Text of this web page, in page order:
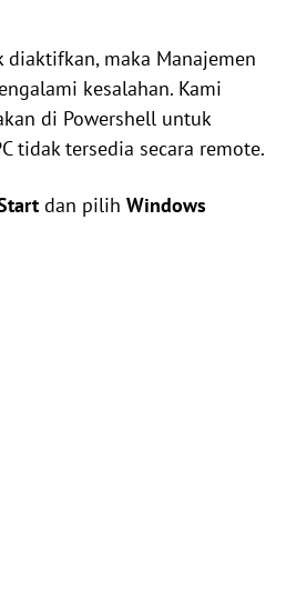
maka Manajemen
kesalahan. Kami
di Powershell untuk
tidak tersedia secara remote.
dan pilih Windows